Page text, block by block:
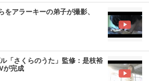
アラーキーの弟子が撮影、
「さくらのうた」監修：是枝裕
が完成